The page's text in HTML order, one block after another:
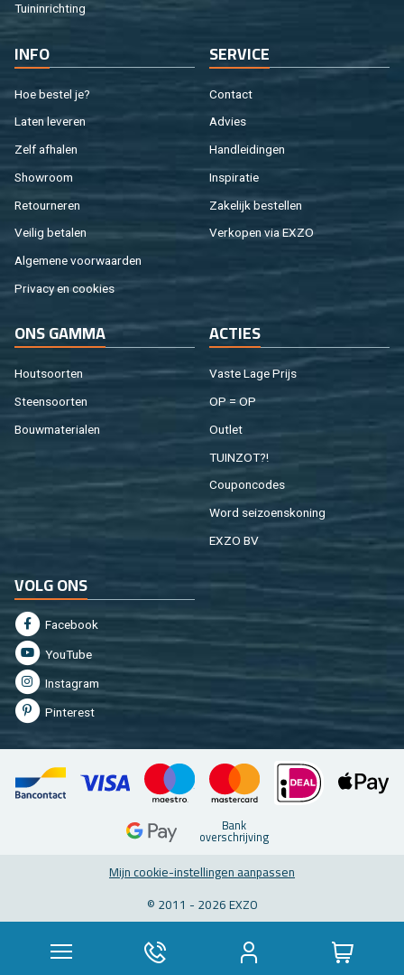
Tuin­in­rich­ting
INFO
Hoe be­stel je?
Laten le­ve­ren
Zelf af­ha­len
Show­room
Re­tour­ne­ren
Vei­lig be­ta­len
Al­ge­me­ne voor­waar­den
Pri­va­cy en coo­kies
SER­VI­CE
Con­tact
Ad­vies
Hand­lei­din­gen
In­spi­ra­tie
Za­ke­lijk be­stel­len
Ver­ko­pen via EXZO
ONS GAMMA
Hout­soor­ten
Steen­soor­ten
Bouw­ma­te­ri­a­len
AC­TIES
Vaste Lage Prijs
OP = OP
Out­let
TUIN­ZOT?!
Cou­pon­co­des
Word sei­zoens­ko­ning
EXZO BV
VOLG ONS
Fa­cebook
You­Tu­be
In­st­agram
Pin­te­rest
Bank
over­schrij­ving
Mijn coo­kie-in­stel­lin­gen aan­pas­sen
© 2011 - 2026 EXZO